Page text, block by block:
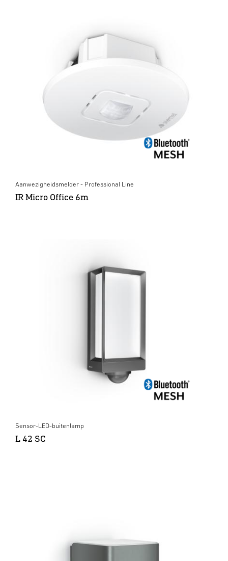
Aanwezigheidsmelder - Professional Line
IR Micro Office 6m
Sensor-LED-buitenlamp
L 42 SC